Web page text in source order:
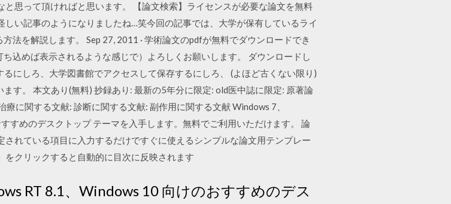
思って頂ければと思います。 【論文検索】ライセンスが必要な論文を無料
い記事のようになりましたね…笑今回の記事では、大学が保有しているライ
法を解説します。 Sep 27, 2011 · 学術論文のpdfが無料でダウンロードでき
込めば表示されるような感じで）よろしくお願いします。 ダウンロードし
にしろ、大学図書館でアクセスして保存するにしろ、 (よほど古くない限り)
す。 本文あり(無料) 抄録あり: 最新の5年分に限定: old医中誌に限定: 原著論
に関する文献: 診断に関する文献: 副作用に関する文献 Windows 7、
すめのデスクトップ テーマを入手します。無料でご利用いただけます。 論
れている項目に入力するだけですぐに使えるシンプルな論文用テンプレー
をクリックすると自動的に目次に反映されます
RT 8.1、Windows 10 向けのおすすめのデス